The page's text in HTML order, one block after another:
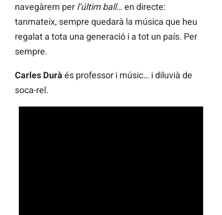
navegàrem per l’últim ball… en directe:
tanmateix, sempre quedarà la música que heu
regalat a tota una generació i a tot un país. Per
sempre.
Carles Durà és professor i músic… i diluvià de
soca-rel.